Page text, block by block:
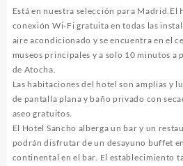
Está en nuestra selección para Madrid.El
conexión Wi-Fi gratuita en todas las
aire acondicionado y se encuentra en el
museos principales y a solo 10 minutos a
de Atocha.
Las habitaciones del hotel son amplias y
de pantalla plana y baño privado con
aseo gratuitos.
El Hotel Sancho alberga un bar y un
podrán disfrutar de un desayuno buffet
continental en el bar. El establecimiento